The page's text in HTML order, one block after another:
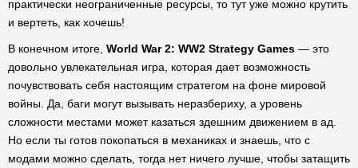
практически неограниченные ресурсы, то тут уже можно крутить
и вертеть, как хочешь!
В конечном итоге, World War 2: WW2 Strategy Games — это
довольно увлекательная игра, которая дает возможность
почувствовать себя настоящим стратегом на фоне мировой
войны. Да, баги могут вызывать неразбериху, а уровень
сложности местами может казаться здешним движением в ад.
Но если ты готов покопаться в механиках и знаешь, что с
модами можно сделать, тогда нет ничего лучше, чтобы затащить